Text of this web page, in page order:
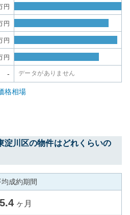
円
円
円
円
- データがありません
格相場
淀川区の物件はどれくらいの
均成約期間
5.4 ヶ月